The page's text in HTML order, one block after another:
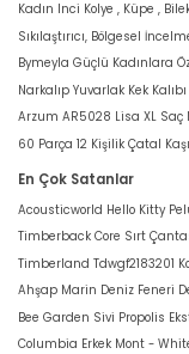
Kadın Inci Kolye , Küpe ,
Sıkılaştırıcı, Bölgesel
Bymeyla Güçlü Kadınlara
Narkalıp Yuvarlak Kek
Arzum AR5028 Lisa XL
60 Parça 12 Kişilik Çatal
En Çok Satanlar
Acousticworld Hello Kitty
Timberback Core Sırt
Timberland Tdwgf2183201
Ahşap Marin Deniz Feneri
Bee Garden Sivi Propolis
Columbia Erkek Mont -